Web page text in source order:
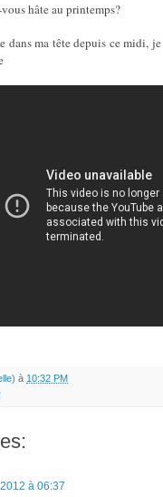
hâte au printemps?
dans ma tête depuis ce midi,
à 10:32 PM
à 06:37